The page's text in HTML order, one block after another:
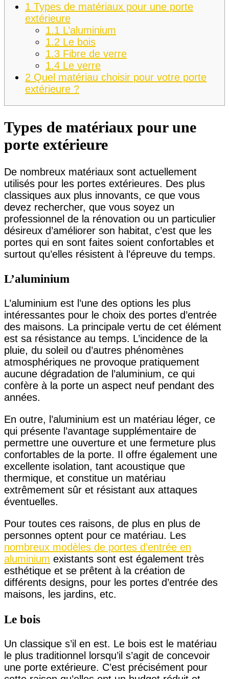
1 Types de matériaux pour une porte
extérieure
1.1 L’aluminium
1.2 Le bois
1.3 Fibre de verre
1.4 Le verre
2 Quel matériau choisir pour votre porte
extérieure ?
Types de matériaux pour une
porte extérieure
De nombreux matériaux sont actuellement
utilisés pour les portes extérieures. Des plus
classiques aux plus innovants, ce que vous
devez rechercher, que vous soyez un
professionnel de la rénovation ou un particulier
désireux d’améliorer son habitat, c’est que les
portes qui en sont faites soient confortables et
surtout qu’elles résistent à l’épreuve du temps.
L’aluminium
L’aluminium est l’une des options les plus
intéressantes pour le choix des portes d’entrée
des maisons. La principale vertu de cet élément
est sa résistance au temps. L’incidence de la
pluie, du soleil ou d’autres phénomènes
atmosphériques ne provoque pratiquement
aucune dégradation de l’aluminium, ce qui
confère à la porte un aspect neuf pendant des
années.
En outre, l’aluminium est un matériau léger, ce
qui présente l’avantage supplémentaire de
permettre une ouverture et une fermeture plus
confortables de la porte. Il offre également une
excellente isolation, tant acoustique que
thermique, et constitue un matériau
extrêmement sûr et résistant aux attaques
éventuelles.
Pour toutes ces raisons, de plus en plus de
personnes optent pour ce matériau. Les
nombreux modèles de portes d’entrée en
aluminium existants sont est également très
esthétique et se prêtent à la création de
différents designs, pour les portes d’entrée des
maisons, les jardins, etc.
Le bois
Un classique s’il en est. Le bois est le matériau
le plus traditionnel lorsqu’il s’agit de concevoir
une porte extérieure. C’est précisément pour